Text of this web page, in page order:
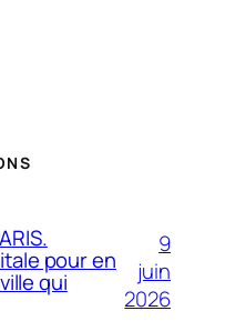
pour en
qui
9
juin
2026